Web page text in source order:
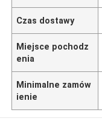
Czas dostawy
Miejsce pochodz
enia
Minimalne zamów
ienie